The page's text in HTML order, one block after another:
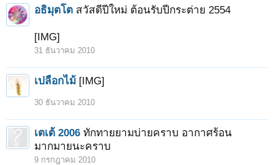
อธิมุตโต สวัสดีปีใหม่ ต้อนรับปีกระต่าย 2554
[IMG]
31 ธันวาคม 2010
เปลือกไม้ [IMG]
30 ธันวาคม 2010
เตเต้ 2006 ทักทายยามบ่ายคราบ อากาศร้อน
มากมายนะคราบ
9 กรกฎาคม 2010